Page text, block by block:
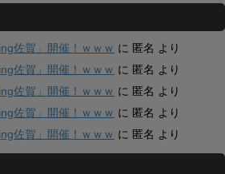
佐賀」開催！ｗｗｗ に 匿名 より
佐賀」開催！ｗｗｗ に 匿名 より
佐賀」開催！ｗｗｗ に 匿名 より
佐賀」開催！ｗｗｗ に 匿名 より
佐賀」開催！ｗｗｗ に 匿名 より